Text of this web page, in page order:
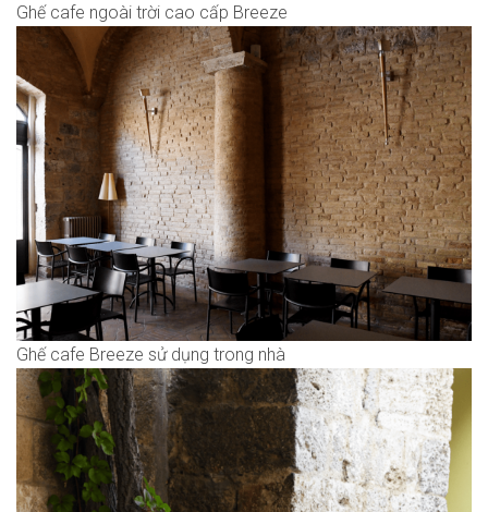
Ghế cafe ngoài trời cao cấp Breeze
Ghế cafe Breeze sử dụng trong nhà